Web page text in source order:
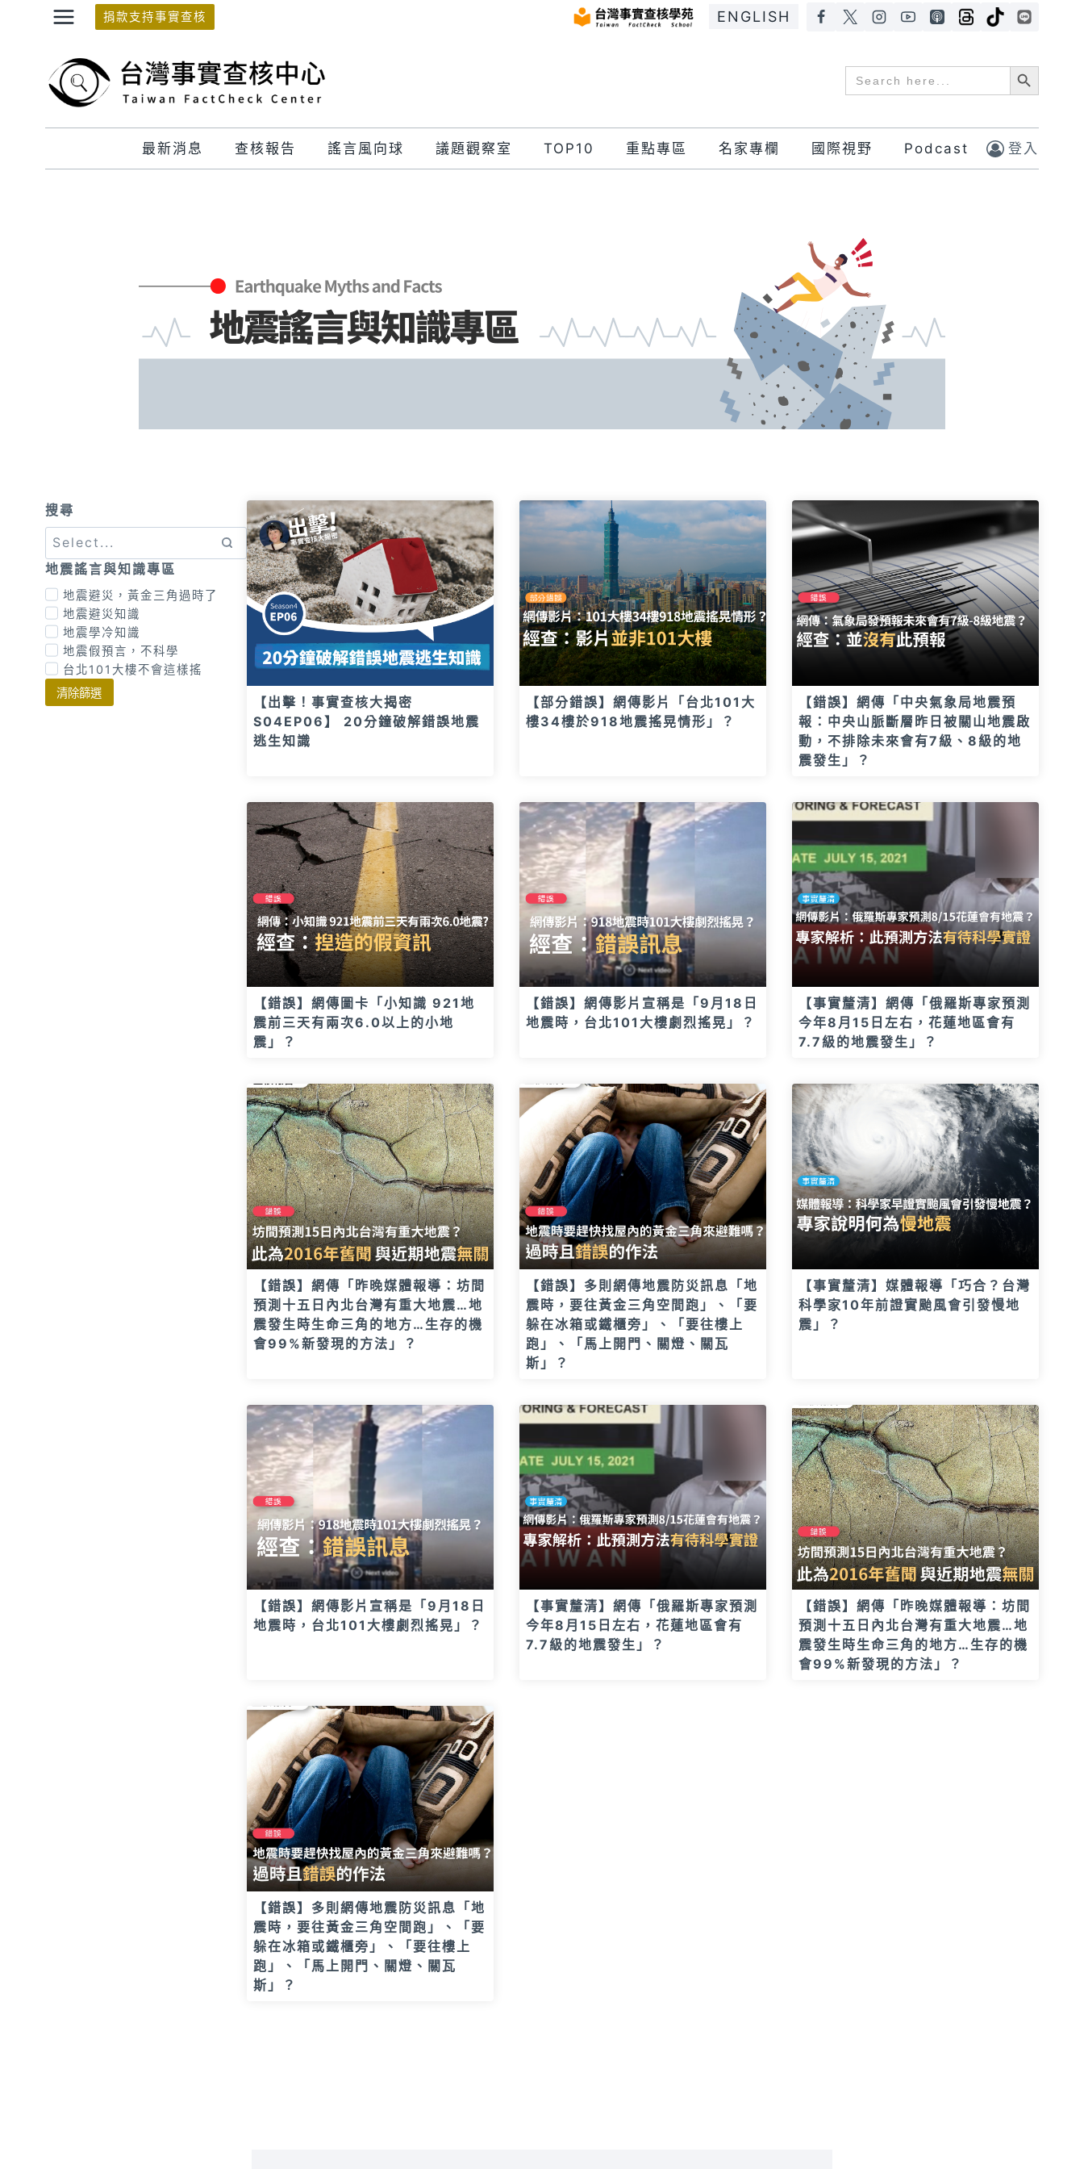
捐款支持事實查核 ENGLISH
Search
for:
Search Button
最新消息 查核報告 謠言風向球 議題觀察室 TOP10 重點專區 名家專欄 國際視野 Podcast 登入
搜尋
地震謠言與知識專區
地震避災，黃金三角過時了
地震避災知識
地震學冷知識
地震假預言，不科學
台北101大樓不會這樣搖
清除篩選
【出擊！事實查核大揭密
S04EP06】 20分鐘破解錯誤地震
逃生知識
【部分錯誤】網傳影片「台北101大
樓34樓於918地震搖晃情形」？
【錯誤】網傳「中央氣象局地震預
報：中央山脈斷層昨日被關山地震啟
動，不排除未來會有7級、8級的地
震發生」？
【錯誤】網傳圖卡「小知識 921地
震前三天有兩次6.0以上的小地
震」？
【錯誤】網傳影片宣稱是「9月18日
地震時，台北101大樓劇烈搖晃」？
【事實釐清】網傳「俄羅斯專家預測
今年8月15日左右，花蓮地區會有
7.7級的地震發生」？
【錯誤】網傳「昨晚媒體報導：坊間
預測十五日內北台灣有重大地震…地
震發生時生命三角的地方…生存的機
會99%新發現的方法」？
【錯誤】多則網傳地震防災訊息「地
震時，要往黃金三角空間跑」、「要
躲在冰箱或鐵櫃旁」、「要往樓上
跑」、「馬上開門、關燈、關瓦
斯」？
【事實釐清】媒體報導「巧合？台灣
科學家10年前證實颱風會引發慢地
震」？
【錯誤】網傳影片宣稱是「9月18日
地震時，台北101大樓劇烈搖晃」？
【事實釐清】網傳「俄羅斯專家預測
今年8月15日左右，花蓮地區會有
7.7級的地震發生」？
【錯誤】網傳「昨晚媒體報導：坊間
預測十五日內北台灣有重大地震…地
震發生時生命三角的地方…生存的機
會99%新發現的方法」？
【錯誤】多則網傳地震防災訊息「地
震時，要往黃金三角空間跑」、「要
躲在冰箱或鐵櫃旁」、「要往樓上
跑」、「馬上開門、關燈、關瓦
斯」？